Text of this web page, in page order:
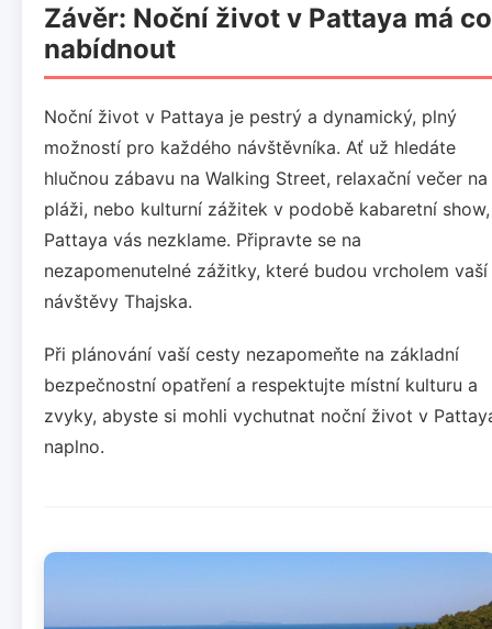
Závěr: Noční život v Pattaya má co
nabídnout
Noční život v Pattaya je pestrý a dynamický, plný
možností pro každého návštěvníka. Ať už hledáte
hlučnou zábavu na Walking Street, relaxační večer na
pláži, nebo kulturní zážitek v podobě kabaretní show,
Pattaya vás nezklame. Připravte se na
nezapomenutelné zážitky, které budou vrcholem vaší
návštěvy Thajska.
Při plánování vaší cesty nezapomeňte na základní
bezpečnostní opatření a respektujte místní kulturu a
zvyky, abyste si mohli vychutnat noční život v
naplno.